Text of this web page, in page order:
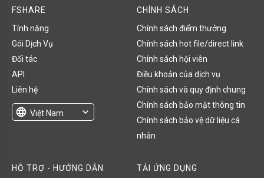
FSHARE
Tính năng
Gói Dịch Vụ
Đối tác
API
Liên hệ
language Việt Nam
expand_more
CHÍNH SÁCH
Chính sách điểm thưởng
Chính sách hot file/direct link
Chính sách hội viên
Điều khoản của dịch vụ
Chính sách và quy định chung
Chính sách bảo mật thông tin
Chính sách bảo vệ dữ liệu cá
nhân
HỖ TRỢ - HƯỚNG DẪN TẢI ỨNG DỤNG